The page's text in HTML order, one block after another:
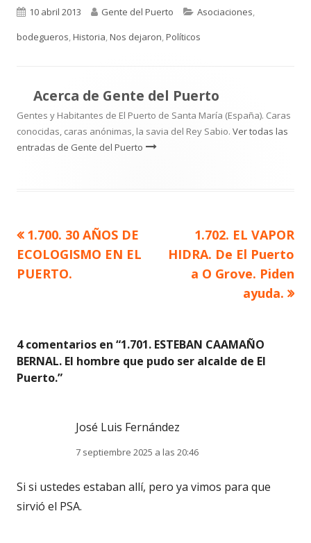
Publicado
el
10 abril 2013 Autor
Gente del Puerto Categorías
Asociaciones,
bodegueros,Historia,Nos dejaron,Políticos
Acerca de Gente del Puerto
Gentes y Habitantes de El Puerto de Santa María (España). Caras
conocidas, caras anónimas, la savia del Rey Sabio. Ver todas las
entradas de Gente del Puerto
Navegación
de
Artículo
anterior
1.700. 30 AÑOS DE
ECOLOGISMO EN EL
PUERTO.
Artículo
siguiente
1.702. EL VAPOR
HIDRA. De El Puerto
a O Grove. Piden
ayuda.
4 comentarios en “1.701. ESTEBAN CAAMAÑO
BERNAL. El hombre que pudo ser alcalde de El
Puerto.”
José Luis Fernández
7 septiembre 2025 a las 20:46
Si si ustedes estaban allí, pero ya vimos para que
sirvió el PSA.